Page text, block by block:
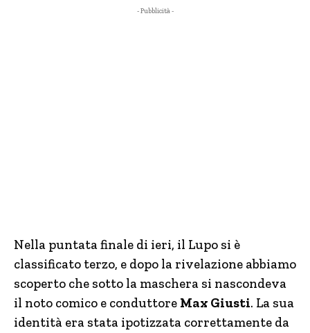
- Pubblicità -
Nella puntata finale di ieri, il Lupo si è
classificato terzo, e dopo la rivelazione abbiamo
scoperto che sotto la maschera si nascondeva
il noto comico e conduttore Max Giusti. La sua
identità era stata ipotizzata correttamente da